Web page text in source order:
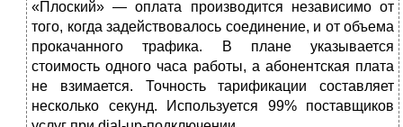
«Плоский» — оплата производится независимо от
того, когда задействовалось соединение, и от объема
прокачанного трафика. В плане указывается
стоимость одного часа работы, а абонентская плата
не взимается. Точность тарификации составляет
несколько секунд. Используется 99% поставщиков